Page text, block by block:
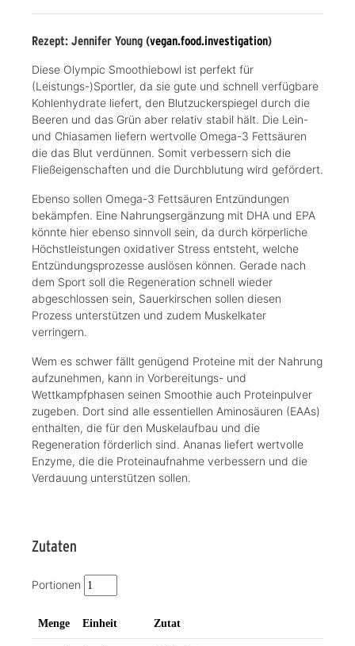
Rezept: Jennifer Young (vegan.food.investigation)
Diese Olympic Smoothiebowl ist perfekt für
(Leistungs-)Sportler, da sie gute und schnell verfügbare
Kohlenhydrate liefert, den Blutzuckerspiegel durch die
Beeren und das Grün aber relativ stabil hält. Die Lein-
und Chiasamen liefern wertvolle Omega-3 Fettsäuren
die das Blut verdünnen. Somit verbessern sich die
Fließeigenschaften und die Durchblutung wird gefördert.
Ebenso sollen Omega-3 Fettsäuren Entzündungen
bekämpfen. Eine Nahrungsergänzung mit DHA und EPA
könnte hier ebenso sinnvoll sein, da durch körperliche
Höchstleistungen oxidativer Stress entsteht, welche
Entzündungsprozesse auslösen können. Gerade nach
dem Sport soll die Regeneration schnell wieder
abgeschlossen sein, Sauerkirschen sollen diesen
Prozess unterstützen und zudem Muskelkater
verringern.
Wem es schwer fällt genügend Proteine mit der Nahrung
aufzunehmen, kann in Vorbereitungs- und
Wettkampfphasen seinen Smoothie auch Proteinpulver
zugeben. Dort sind alle essentiellen Aminosäuren (EAAs)
enthalten, die für den Muskelaufbau und die
Regeneration förderlich sind. Ananas liefert wertvolle
Enzyme, die die Proteinaufnahme verbessern und die
Verdauung unterstützen sollen.
Zutaten
Portionen
Menge Einheit Zutat